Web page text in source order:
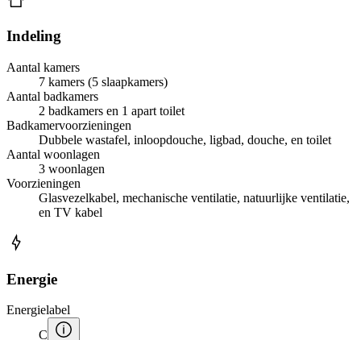
Indeling
Aantal kamers
7 kamers (5 slaapkamers)
Aantal badkamers
2 badkamers en 1 apart toilet
Badkamervoorzieningen
Dubbele wastafel, inloopdouche, ligbad, douche, en toilet
Aantal woonlagen
3 woonlagen
Voorzieningen
Glasvezelkabel, mechanische ventilatie, natuurlijke ventilatie,
en TV kabel
Energie
Energielabel
C